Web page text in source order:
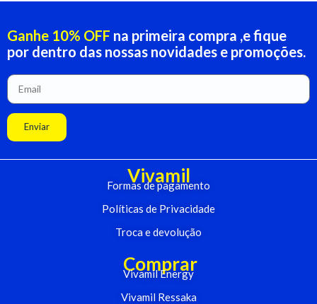
Ganhe 10% OFF na primeira compra ,e fique
por dentro das nossas novidades e promoções.
Enviar
Vivamil
Formas de pagamento
Políticas de Privacidade
Troca e devolução
Comprar
Vivamil Energy
Vivamil Ressaka